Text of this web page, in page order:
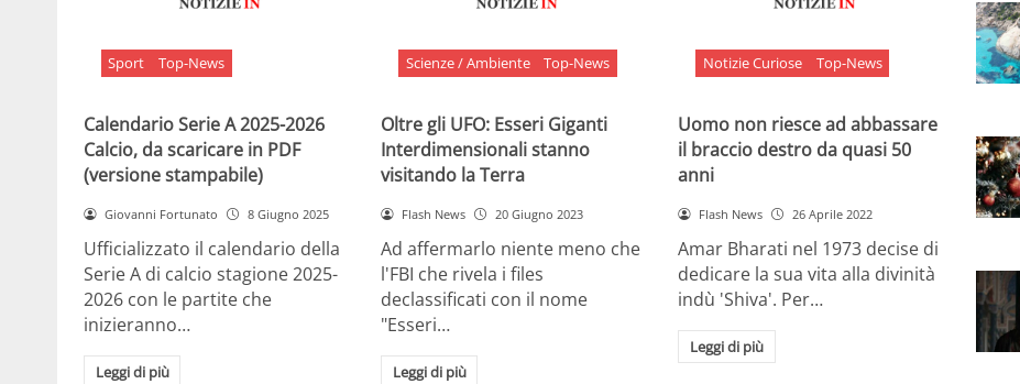
Sport Top-News
Calendario Serie A 2025-2026
Calcio, da scaricare in PDF
(versione stampabile)
Giovanni Fortunato 8 Giugno 2025
Ufficializzato il calendario della
Serie A di calcio stagione 2025-
2026 con le partite che
inizieranno…
Leggi di più
Scienze / Ambiente Top-News
Oltre gli UFO: Esseri Giganti
Interdimensionali stanno
visitando la Terra
Flash News 20 Giugno 2023
Ad affermarlo niente meno che
l'FBI che rivela i files
declassificati con il nome
"Esseri…
Leggi di più
Notizie Curiose Top-News
Uomo non riesce ad abbassare
il braccio destro da quasi 50
anni
Flash News 26 Aprile 2022
Amar Bharati nel 1973 decise di
dedicare la sua vita alla divinità
indù 'Shiva'. Per…
Leggi di più